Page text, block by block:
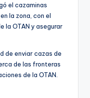
el cazaminas
la zona, con el
la OTAN y asegurar
de enviar cazas de
de las fronteras
de la OTAN.